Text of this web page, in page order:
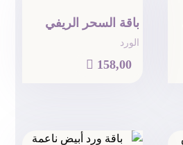
باقة السحر الريفي
الورد
 158,00